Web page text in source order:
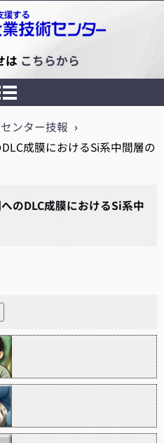
は こちらから
ンター技報 ›
成膜におけるSi系中間層の
のDLC成膜におけるSi系中